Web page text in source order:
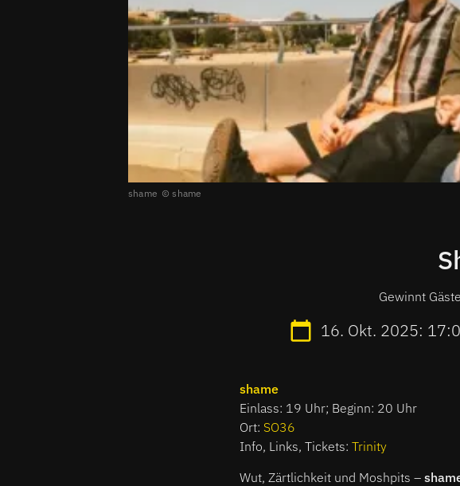
shame shame
Gewinnt
16. Okt. 2025:
shame
Einlass: 19 Uhr; Beginn: 20 Uhr
Ort: SO36
Info, Links, Tickets: Trinity
Wut, Zärtlichkeit und Moshpits –